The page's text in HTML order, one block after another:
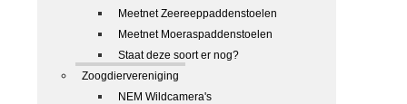
Meetnet Zeereeppaddenstoelen
Meetnet Moeraspaddenstoelen
Staat deze soort er nog?
Zoogdiervereniging
NEM Wildcamera's